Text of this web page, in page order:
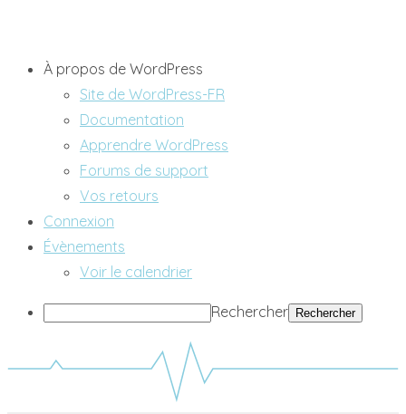
À propos de WordPress
Site de WordPress-FR
Documentation
Apprendre WordPress
Forums de support
Vos retours
Connexion
Évènements
Voir le calendrier
Rechercher